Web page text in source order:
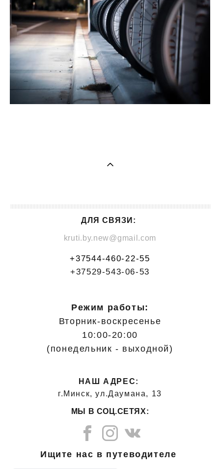
ДЛЯ СВЯЗИ:
kruti.by.new@gmail.com
+37544-460-22-55
+37529-543-06-53
Режим работы:
Вторник-воскресенье
10:00-20:00
(понедельник - выходной)
НАШ АДРЕС:
г.Минск, ул.Даумана, 13
МЫ В СОЦ.СЕТЯХ:
Ищите нас в путеводителе